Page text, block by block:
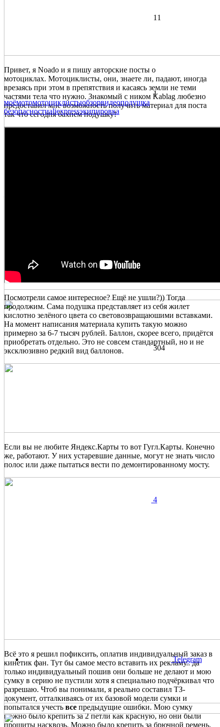
Если вы не любите Яндекс.Карты то вот Гугл.Карты. Конечно
же, работают. У них устаревшие данные, могут не знать число
полос или даже пытаться вести по демонтированному мосту.
Всё это я решил пофиксить, оплатив индивидуальный заказ в
кинетик фан. Тут бы самое место вставить их рекламу.. да
только индивидуальный пошив они больше не делают и мою
сумку в серию не пустили хотя я специально подчёркивал что
разрешаю. Чтоб вы понимали, я реально составил ТЗ-
документ, отталкиваясь от их базовой модели сумки и
попытался учесть все предыдущие ошибки. Мою сумку
можно было крепить за 2 петли как красную, но они были
прошиты насквозь. Можно было крепить за брючной ремень.
Привет, я Noado и я пишу авторские посты о
мотоциклах. Мотоциклисты, они, знаете ли, падают, иногда
врезаясь при этом в препятствия и касаясь земли не теми
частями тела что нужно. Знакомый с ником Kablag любезно
предоставил мне возможность получить материал для поста
так что сегодня бахнем подушку!
Посмотрели самое интересное? Ещё не ушли?)) Тогда
продолжим. Сама подушка представляет из себя жилет
кислотно зелёного цвета со световозвращаюшими вставками.
На момент написания материала купить такую можно
примерно за 6-7 тысяч рублей. Баллон, скорее всего, придётся
приобретать отдельно. Это не совсем стандартный, но и не
эксклюзивно редкий вид баллонов.
11
1
моёмотомотоциклистыобзорвидеоподушка
безопасностиaliexpressэкипировка
304
4
Telegram